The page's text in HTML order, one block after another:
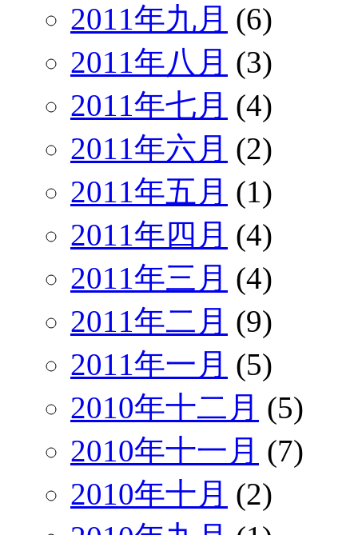
2011年九月 (6)
2011年八月 (3)
2011年七月 (4)
2011年六月 (2)
2011年五月 (1)
2011年四月 (4)
2011年三月 (4)
2011年二月 (9)
2011年一月 (5)
2010年十二月 (5)
2010年十一月 (7)
2010年十月 (2)